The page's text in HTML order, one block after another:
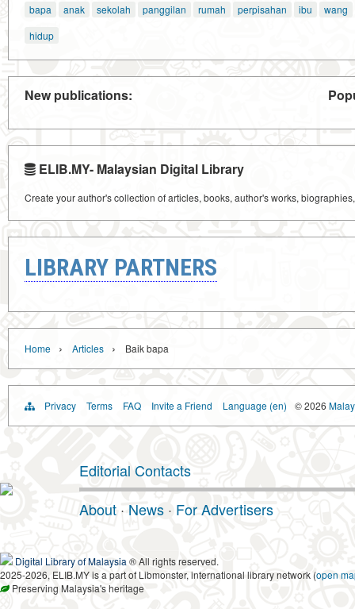
bapa anak sekolah panggilan rumah perpisahan ibu
wang
hidup
New publications:
ELIB.MY- Malaysian Digital Library
Create your author's collection of articles, books, author's works,
LIBRARY PARTNERS
Home › Articles › Baik bapa
Privacy Terms FAQ Invite a Friend Language (en) © 2026
Editorial Contacts
About · News · For Advertisers
Digital Library of Malaysia ® All rights reserved.
2025-2026, ELIB.MY is a part of Libmonster, international library network (open
Preserving Malaysia's heritage